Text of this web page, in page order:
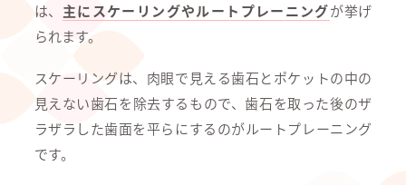
は、 主にスケーリングやルートプレーニングが挙げ
られます。
スケーリングは、肉眼で見える歯石とポケットの中の
見えない歯石を除去するもので、歯石を取った後のザ
ラザラした歯面を平らにするのがルートプレーニング
です。